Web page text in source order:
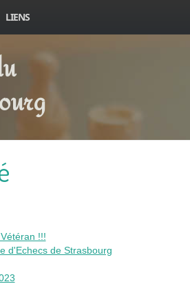
LIENS
!!!
d'Echecs de Strasbourg